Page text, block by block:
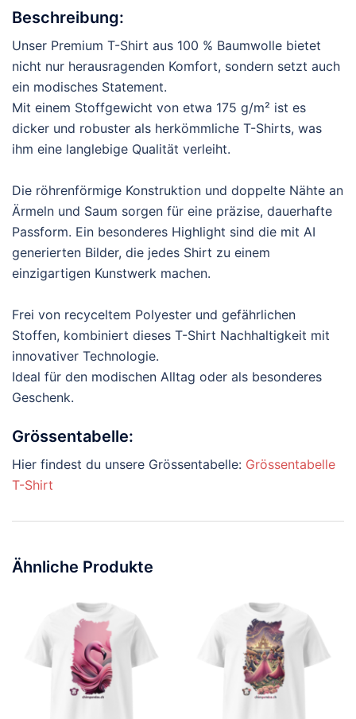
Beschreibung:
Unser Premium T-Shirt aus 100 % Baumwolle bietet
nicht nur herausragenden Komfort, sondern setzt auch
ein modisches Statement.
Mit einem Stoffgewicht von etwa 175 g/m² ist es
dicker und robuster als herkömmliche T-Shirts, was
ihm eine langlebige Qualität verleiht.
Die röhrenförmige Konstruktion und doppelte Nähte an
Ärmeln und Saum sorgen für eine präzise, dauerhafte
Passform. Ein besonderes Highlight sind die mit AI
generierten Bilder, die jedes Shirt zu einem
einzigartigen Kunstwerk machen.
Frei von recyceltem Polyester und gefährlichen
Stoffen, kombiniert dieses T-Shirt Nachhaltigkeit mit
innovativer Technologie.
Ideal für den modischen Alltag oder als besonderes
Geschenk.
Grössentabelle:
Hier findest du unsere Grössentabelle: Grössentabelle
T-Shirt
Ähnliche Produkte